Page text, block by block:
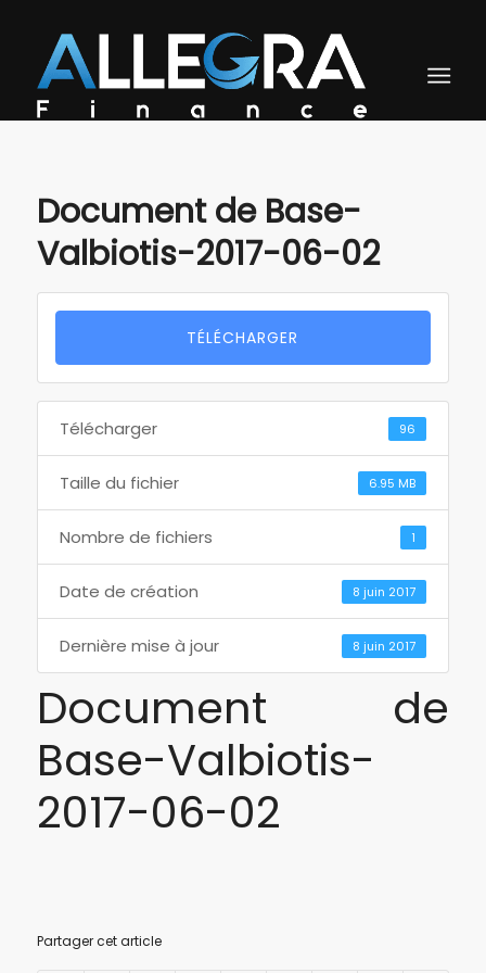
Document de Base-
Valbiotis-2017-06-02
TÉLÉCHARGER
Télécharger 96
Taille du fichier 6.95 MB
Nombre de fichiers 1
Date de création 8 juin 2017
Dernière mise à jour 8 juin 2017
Document de
Base-Valbiotis-
2017-06-02
Partager cet article